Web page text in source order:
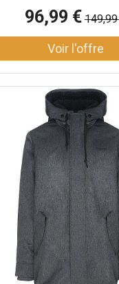
à rabat doubles avec
une poche
de ragwear. La
une patte de
végane avec
Capuche montante
Matière hydrofuge 100
Coupe droite avec
des manches avec
Ourlet légèrement
à rabat doubles avec
Colonne d'eau :
Nom de la couleur :
polyester
96,99 €